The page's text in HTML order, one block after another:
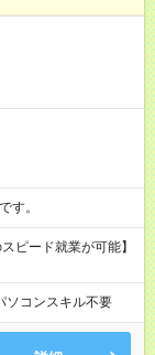
す。
ピード就業が可能】
ソコンスキル不要